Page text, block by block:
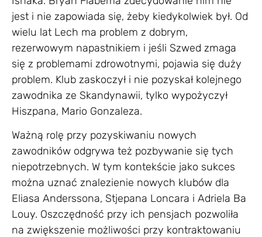
jest i nie zapowiada się, żeby kiedykolwiek był. Od
wielu lat Lech ma problem z dobrym,
rezerwowym napastnikiem i jeśli Szwed zmaga
się z problemami zdrowotnymi, pojawia się duży
problem. Klub zaskoczył i nie pozyskał kolejnego
zawodnika ze Skandynawii, tylko wypożyczył
Hiszpana, Mario Gonzaleza.
Ważną rolę przy pozyskiwaniu nowych
zawodników odgrywa też pozbywanie się tych
niepotrzebnych. W tym kontekście jako sukces
można uznać znalezienie nowych klubów dla
Eliasa Anderssona, Stjepana Loncara i Adriela Ba
Louy. Oszczędność przy ich pensjach pozwoliła
na zwiększenie możliwości przy kontraktowaniu